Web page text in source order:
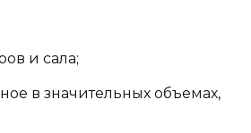
и сала;
в значительных объемах,